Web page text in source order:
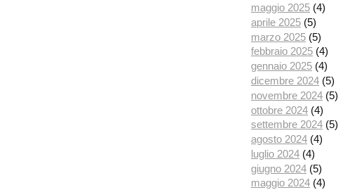
maggio 2025 (4)
aprile 2025 (5)
marzo 2025 (5)
febbraio 2025 (4)
gennaio 2025 (4)
dicembre 2024 (5)
novembre 2024 (5)
ottobre 2024 (4)
settembre 2024 (5)
agosto 2024 (4)
luglio 2024 (4)
giugno 2024 (5)
maggio 2024 (4)